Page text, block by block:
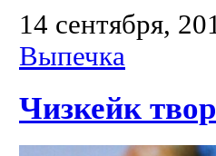
14 сентября,
Выпечка
Чизкейк